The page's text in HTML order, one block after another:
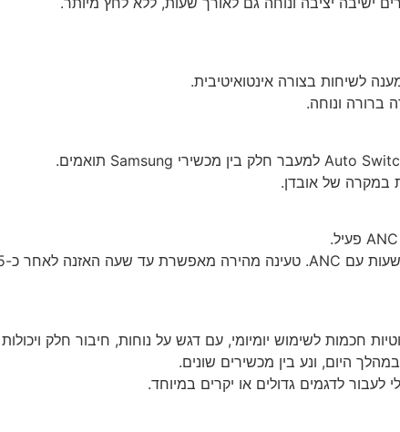
לשיחות בצורה אינטואיטיבית.
ANC פעיל.
ANC. טעינה מהירה מאפשרת עד שעה האזנה לאחר כ-5 דקות טעינה בלבד.
היום, ונע בין מכשירים שונים.
לעבור לדגמים גדולים או יקרים במיוחד.